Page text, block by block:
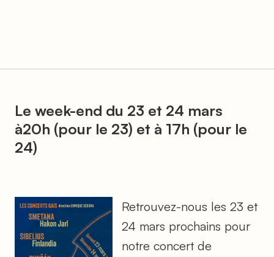
Le week-end du 23 et 24 mars
à20h (pour le 23) et à 17h (pour le
24)
Retrouvez-nous les 23 et
24 mars prochains pour
notre concert de